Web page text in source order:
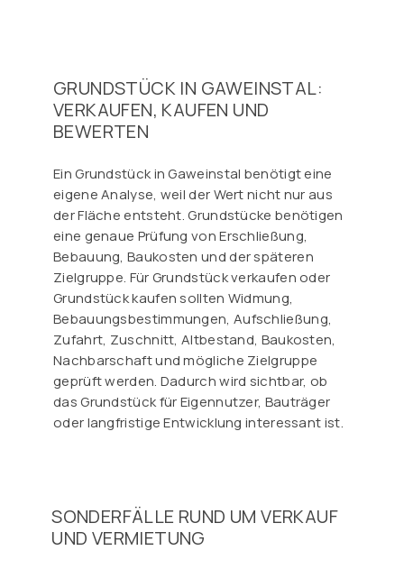
GRUNDSTÜCK IN GAWEINSTAL:
VERKAUFEN, KAUFEN UND
BEWERTEN
Ein Grundstück in Gaweinstal benötigt eine
eigene Analyse, weil der Wert nicht nur aus
der Fläche entsteht. Grundstücke benötigen
eine genaue Prüfung von Erschließung,
Bebauung, Baukosten und der späteren
Zielgruppe. Für Grundstück verkaufen oder
Grundstück kaufen sollten Widmung,
Bebauungsbestimmungen, Aufschließung,
Zufahrt, Zuschnitt, Altbestand, Baukosten,
Nachbarschaft und mögliche Zielgruppe
geprüft werden. Dadurch wird sichtbar, ob
das Grundstück für Eigennutzer, Bauträger
oder langfristige Entwicklung interessant ist.
SONDERFÄLLE RUND UM VERKAUF
UND VERMIETUNG